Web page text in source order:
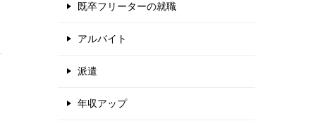
既卒フリーターの就職
アルバイト
派遣
年収アップ